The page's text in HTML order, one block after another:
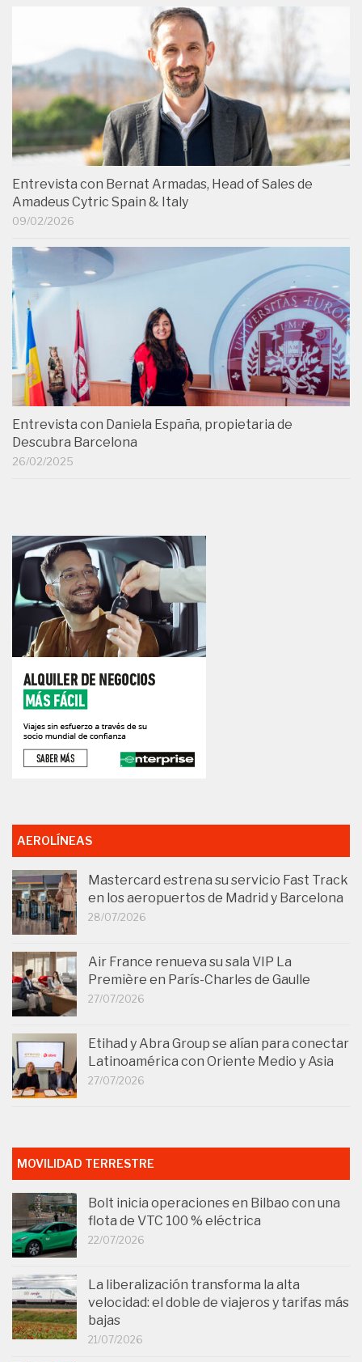
Entrevista con Bernat Armadas, Head of Sales de
Amadeus Cytric Spain & Italy
09/02/2026
Entrevista con Daniela España, propietaria de
Descubra Barcelona
26/02/2025
AEROLÍNEAS
Mastercard estrena su servicio Fast Track
en los aeropuertos de Madrid y Barcelona
28/07/2026
Air France renueva su sala VIP La
Première en París-Charles de Gaulle
27/07/2026
Etihad y Abra Group se alían para conectar
Latinoamérica con Oriente Medio y Asia
27/07/2026
MOVILIDAD TERRESTRE
Bolt inicia operaciones en Bilbao con una
flota de VTC 100 % eléctrica
22/07/2026
La liberalización transforma la alta
velocidad: el doble de viajeros y tarifas más
bajas
21/07/2026